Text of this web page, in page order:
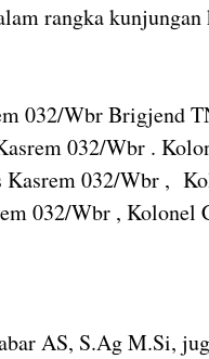
rangka
032/Wbr Brigjend
032/Wbr .
Kasrem 032/Wbr ,
032/Wbr , Kolonel
AS, S.Ag M.Si,